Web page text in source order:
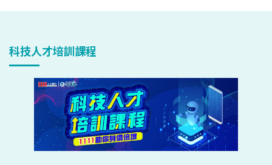
科技人才培訓課程